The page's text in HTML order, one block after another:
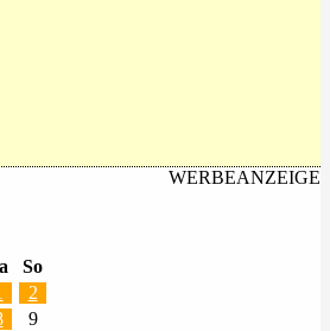
WERBEANZEIGE
So
2
9